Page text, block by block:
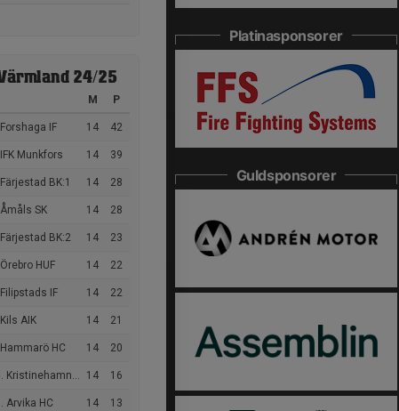
24/25
M P
IF 14 42
Munkfors 14 39
BK:1 14 28
SK 14 28
BK:2 14 23
HUF 14 22
IF 14 22
AIK 14 21
HC 14 20
Kristinehamns HT 14 16
Arvika HC 14 13
Platinasponsorer
Guldsponsorer